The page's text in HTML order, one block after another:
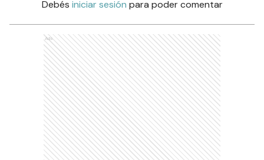
Debés iniciar sesión para poder comentar
Ads